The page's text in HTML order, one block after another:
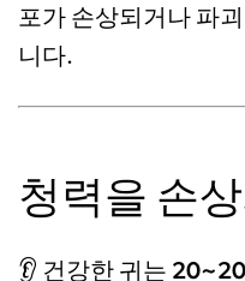
포가 손상되거나 파
니다.
청력을 손
👂 건강한 귀는